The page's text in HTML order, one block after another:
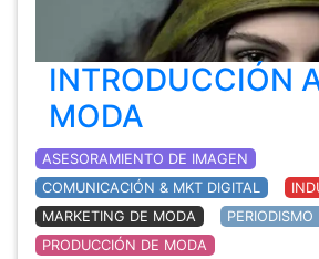
INTRODUCCIÓN
MODA
ASESORAMIENTO DE IMAGEN
COMUNICACIÓN & MKT DIGITAL
MARKETING DE MODA
PRODUCCIÓN DE MODA